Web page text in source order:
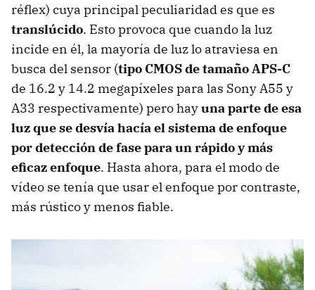
réflex) cuya principal peculiaridad es que es
translúcido. Esto provoca que cuando la luz
incide en él, la mayoría de luz lo atraviesa en
busca del sensor (tipo CMOSde tamaño APS-C
de 16.2 y 14.2 megapíxeles para las Sony A55 y
A33 respectivamente) pero hayuna parte de esa
luz que se desvía hacía el sistema de enfoque
por detección de fase para un rápido y más
eficaz enfoque. Hasta ahora, para el modo de
vídeo se tenía que usar el enfoque por contraste,
más rústico y menos fiable.